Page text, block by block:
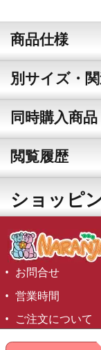
商品仕様
別サイズ・
同時購入商品
閲覧履歴
ショッピ
お問合せ
営業時間
ご注文について
©1999-